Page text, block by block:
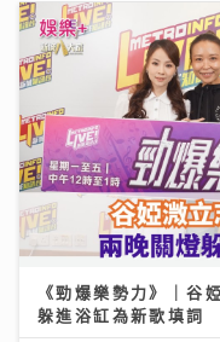
《勁爆樂勢力》｜谷
躲進浴缸為新歌填詞